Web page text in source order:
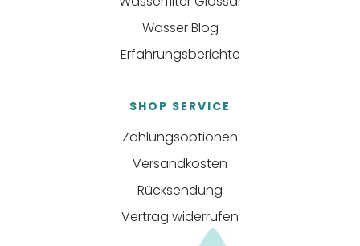
Wasser Blog
Erfahrungsberichte
SHOP SERVICE
Zahlungsoptionen
Versandkosten
Rücksendung
Vertrag widerrufen